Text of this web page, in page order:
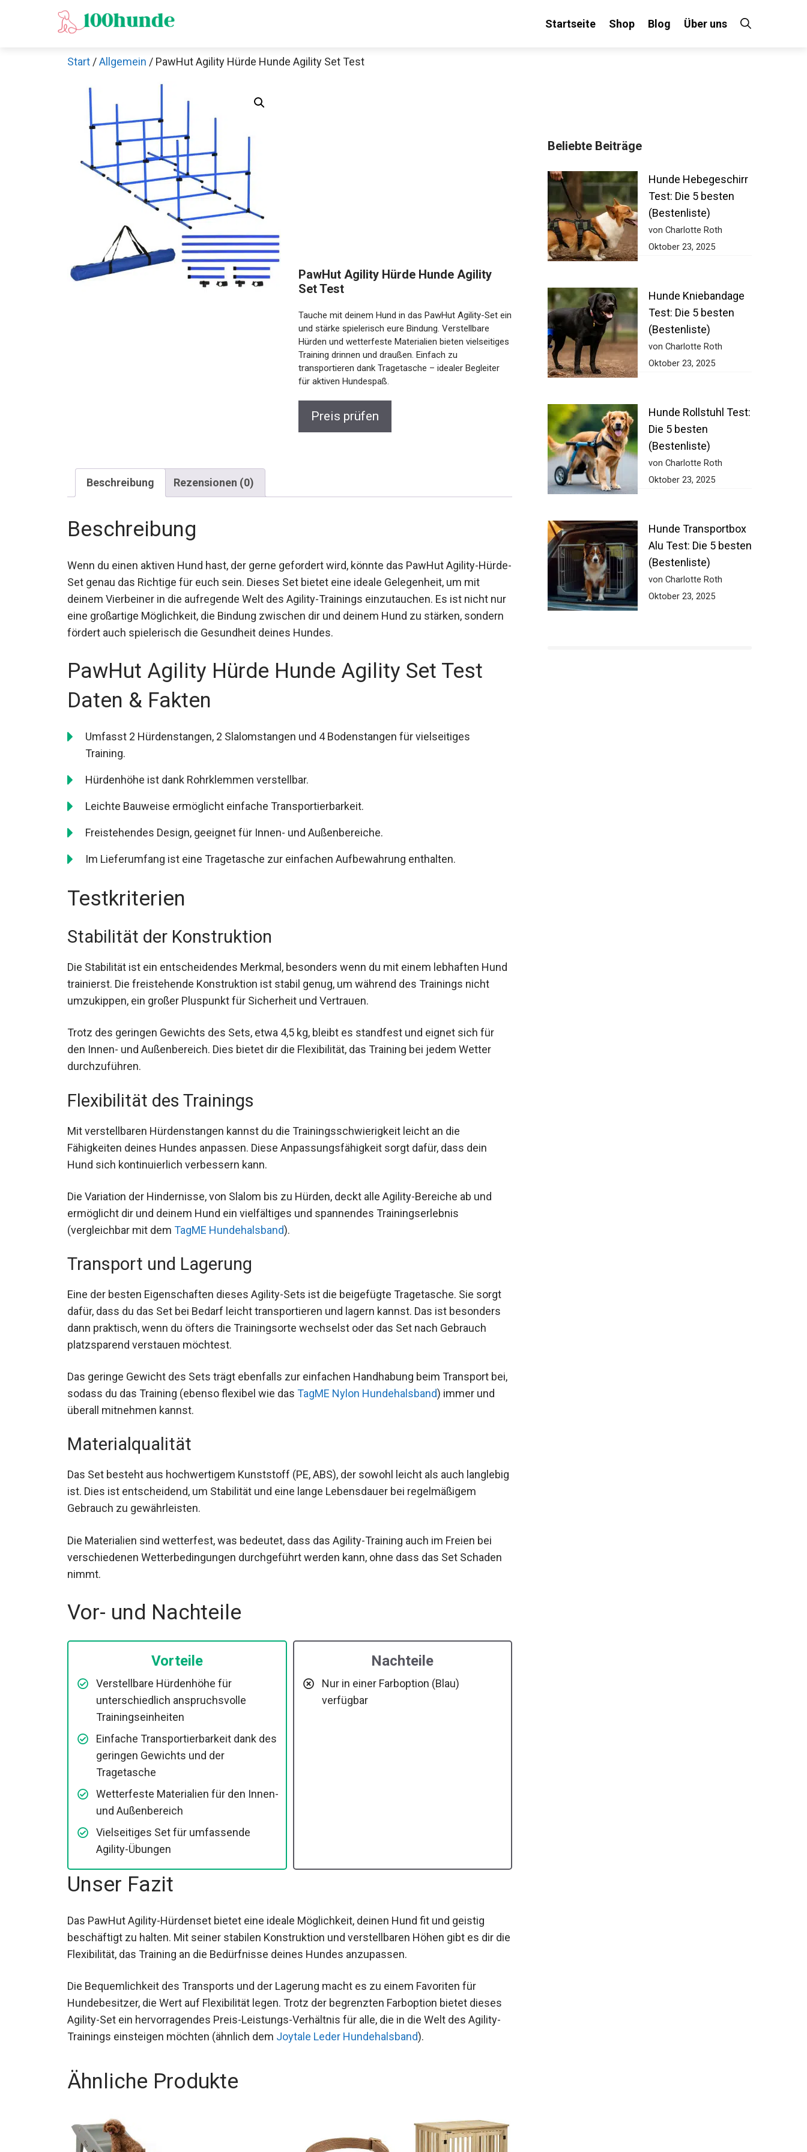
Startseite Shop Blog Über uns
Start /Allgemein / PawHut Agility Hürde Hunde Agility Set Test
PawHut Agility Hürde Hunde Agility
Set Test
Tauche mit deinem Hund in das PawHut Agility-Set ein
und stärke spielerisch eure Bindung. Verstellbare
Hürden und wetterfeste Materialien bieten vielseitiges
Training drinnen und draußen. Einfach zu
transportieren dank Tragetasche – idealer Begleiter
für aktiven Hundespaß.
Preis prüfen
Beschreibung Rezensionen (0)
Beschreibung
Wenn du einen aktiven Hund hast, der gerne gefordert wird, könnte das PawHut Agility-Hürde-
Set genau das Richtige für euch sein. Dieses Set bietet eine ideale Gelegenheit, um mit
deinem Vierbeiner in die aufregende Welt des Agility-Trainings einzutauchen. Es ist nicht nur
eine großartige Möglichkeit, die Bindung zwischen dir und deinem Hund zu stärken, sondern
fördert auch spielerisch die Gesundheit deines Hundes.
PawHut Agility Hürde Hunde Agility Set Test
Daten & Fakten
Umfasst 2 Hürdenstangen, 2 Slalomstangen und 4 Bodenstangen für vielseitiges
Training.
Hürdenhöhe ist dank Rohrklemmen verstellbar.
Leichte Bauweise ermöglicht einfache Transportierbarkeit.
Freistehendes Design, geeignet für Innen- und Außenbereiche.
Im Lieferumfang ist eine Tragetasche zur einfachen Aufbewahrung enthalten.
Testkriterien
Stabilität der Konstruktion
Die Stabilität ist ein entscheidendes Merkmal, besonders wenn du mit einem lebhaften Hund
trainierst. Die freistehende Konstruktion ist stabil genug, um während des Trainings nicht
umzukippen, ein großer Pluspunkt für Sicherheit und Vertrauen.
Trotz des geringen Gewichts des Sets, etwa 4,5 kg, bleibt es standfest und eignet sich für
den Innen- und Außenbereich. Dies bietet dir die Flexibilität, das Training bei jedem Wetter
durchzuführen.
Flexibilität des Trainings
Mit verstellbaren Hürdenstangen kannst du die Trainingsschwierigkeit leicht an die
Fähigkeiten deines Hundes anpassen. Diese Anpassungsfähigkeit sorgt dafür, dass dein
Hund sich kontinuierlich verbessern kann.
Die Variation der Hindernisse, von Slalom bis zu Hürden, deckt alle Agility-Bereiche ab und
ermöglicht dir und deinem Hund ein vielfältiges und spannendes Trainingserlebnis
(vergleichbar mit dem TagME Hundehalsband).
Transport und Lagerung
Eine der besten Eigenschaften dieses Agility-Sets ist die beigefügte Tragetasche. Sie sorgt
dafür, dass du das Set bei Bedarf leicht transportieren und lagern kannst. Das ist besonders
dann praktisch, wenn du öfters die Trainingsorte wechselst oder das Set nach Gebrauch
platzsparend verstauen möchtest.
Das geringe Gewicht des Sets trägt ebenfalls zur einfachen Handhabung beim Transport bei,
sodass du das Training (ebenso flexibel wie das TagME Nylon Hundehalsband) immer und
überall mitnehmen kannst.
Materialqualität
Das Set besteht aus hochwertigem Kunststoff (PE, ABS), der sowohl leicht als auch langlebig
ist. Dies ist entscheidend, um Stabilität und eine lange Lebensdauer bei regelmäßigem
Gebrauch zu gewährleisten.
Die Materialien sind wetterfest, was bedeutet, dass das Agility-Training auch im Freien bei
verschiedenen Wetterbedingungen durchgeführt werden kann, ohne dass das Set Schaden
nimmt.
Vor- und Nachteile
Vorteile
Verstellbare Hürdenhöhe für
unterschiedlich anspruchsvolle
Trainingseinheiten
Einfache Transportierbarkeit dank des
geringen Gewichts und der
Tragetasche
Wetterfeste Materialien für den Innen-
und Außenbereich
Vielseitiges Set für umfassende
Agility-Übungen
Nachteile
Nur in einer Farboption (Blau)
verfügbar
Unser Fazit
Das PawHut Agility-Hürdenset bietet eine ideale Möglichkeit, deinen Hund fit und geistig
beschäftigt zu halten. Mit seiner stabilen Konstruktion und verstellbaren Höhen gibt es dir die
Flexibilität, das Training an die Bedürfnisse deines Hundes anzupassen.
Die Bequemlichkeit des Transports und der Lagerung macht es zu einem Favoriten für
Hundebesitzer, die Wert auf Flexibilität legen. Trotz der begrenzten Farboption bietet dieses
Agility-Set ein hervorragendes Preis-Leistungs-Verhältnis für alle, die in die Welt des Agility-
Trainings einsteigen möchten (ähnlich dem Joytale Leder Hundehalsband).
Ähnliche Produkte
Beliebte Beiträge
Hunde Hebegeschirr
Test: Die 5 besten
(Bestenliste)
von Charlotte Roth
Oktober 23, 2025
Hunde Kniebandage
Test: Die 5 besten
(Bestenliste)
von Charlotte Roth
Oktober 23, 2025
Hunde Rollstuhl Test:
Die 5 besten
(Bestenliste)
von Charlotte Roth
Oktober 23, 2025
Hunde Transportbox
Alu Test: Die 5 besten
(Bestenliste)
von Charlotte Roth
Oktober 23, 2025